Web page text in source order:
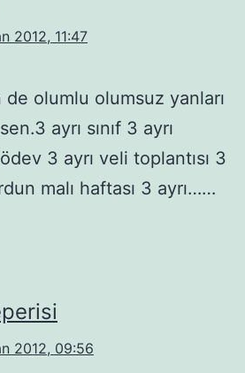
2012, 11:47
olumlu olumsuz yanları
ayrı sınıf 3 ayrı
3 ayrı veli toplantısı 3
malı haftası 3 ayrı……
2012, 09:56